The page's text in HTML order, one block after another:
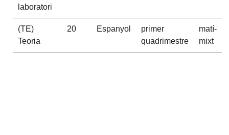
laboratori
(TE)
Teoria
20 Espanyol
primer
quadrimestre
matí-
mixt